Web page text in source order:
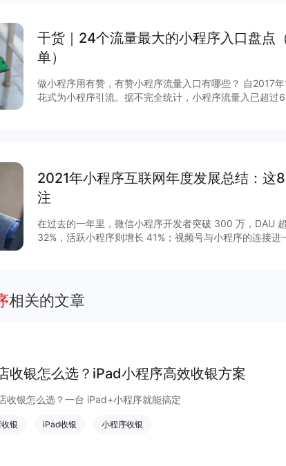
干货｜24个流量最大的小程序入口盘点
单）
做小程序用有赞，有赞小程序流量入口有哪些？ 自2017
花式为小程序引流。据不完全统计，小程序流量入已超过
2021年小程序互联网年度发展总结：这
注
在过去的一年里，微信小程序开发者突破 300 万，DAU
32%，活跃小程序则增长 41%；视频号与小程序的连接
通，扩展“闭环思维“至“节点思维”，营销场景和营销方法
度等互联网平台加速扩建生态能力，小程序成为互联网商
相关的文章
收银怎么选？iPad小程序高效收银方案
收银怎么选？一台 iPad+小程序就能搞定
银 iPad收银 小程序收银